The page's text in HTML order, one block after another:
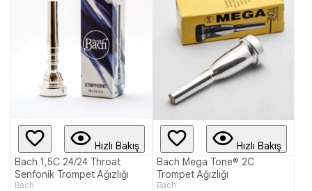
Hızlı Bakış
Bach 1,5C 24/24 Throat
Senfonik Trompet Ağızlığı
Bach
Hızlı Bakış
Bach Mega Tone® 2C
Trompet Ağızlığı
Bach